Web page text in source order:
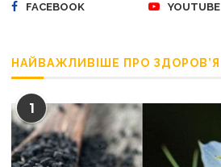
FACEBOOK YOUTUBE
НАЙВАЖЛИВІШЕ ПРО ЗДОРОВ’Я
1